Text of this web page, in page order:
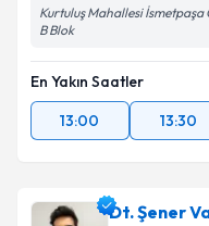
Kurtuluş Mahallesi
B Blok
En Yakın Saatler
13:00
13:30
Dt. Şener